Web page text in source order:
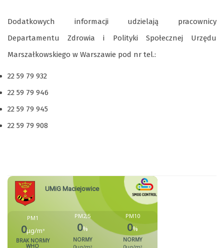
Dodatkowych informacji udzielają pracownicy
Departamentu Zdrowia i Polityki Społecznej Urzędu
Marszałkowskiego w Warszawie pod nr tel.:
22 59 79 932
22 59 79 946
22 59 79 945
22 59 79 908